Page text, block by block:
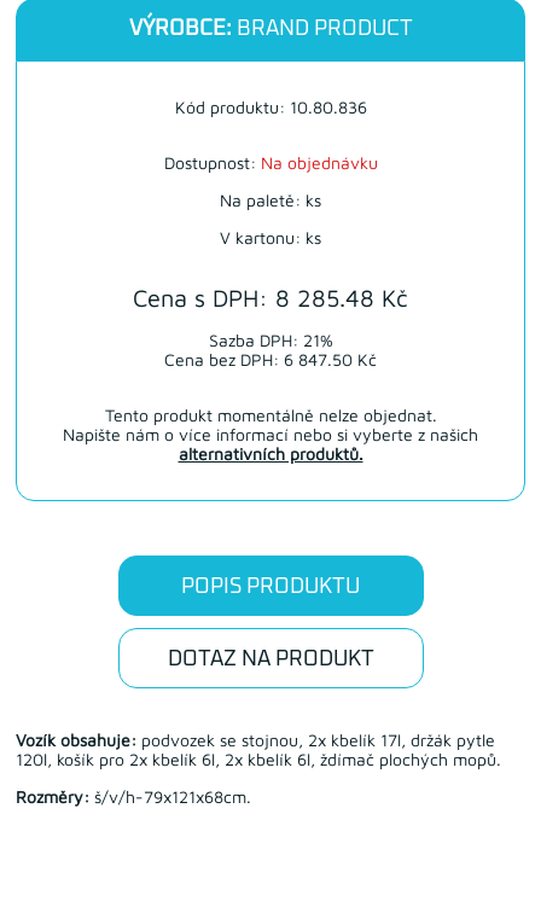
VÝROBCE: BRAND PRODUCT
Cena s DPH: 8 285.48 Kč
Sazba DPH: 21%
Cena bez DPH: 6 847.50 Kč
Kód produktu: 10.80.836
Dostupnost: Na objednávku
Na paletě: ks
V kartonu: ks
Tento produkt momentálně nelze objednat.
Napište nám o více informací nebo si vyberte z našich
alternativních produktů.
POPIS PRODUKTU
DOTAZ NA PRODUKT
Vozík obsahuje: podvozek se stojnou, 2x kbelík 17l, držák pytle
120l, košík pro 2x kbelík 6l, 2x kbelík 6l, ždímač plochých mopů.
Rozměry: š/v/h-79x121x68cm.